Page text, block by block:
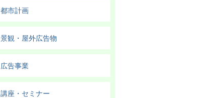
都市計画
景観・屋外広告物
広告事業
講座・セミナー